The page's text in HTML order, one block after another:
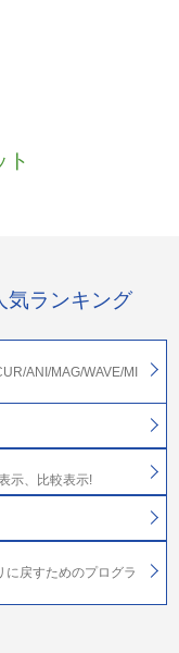
ト
気ランキング
ANI/MAG/WAVE/MI
示、比較表示!
戻すためのプログラ